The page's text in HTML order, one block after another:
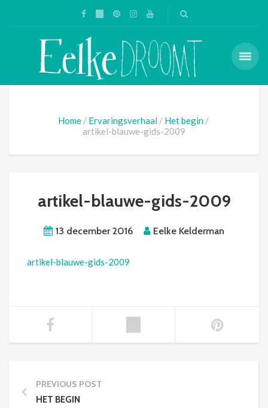
Home Ervaringsverhaal
Het begin
artikel-blauwe-gids-2009
artikel-blauwe-gids-2009
13 december 2016 Eelke Kelderman
artikel-blauwe-gids-2009
PREVIOUS POST
HET BEGIN